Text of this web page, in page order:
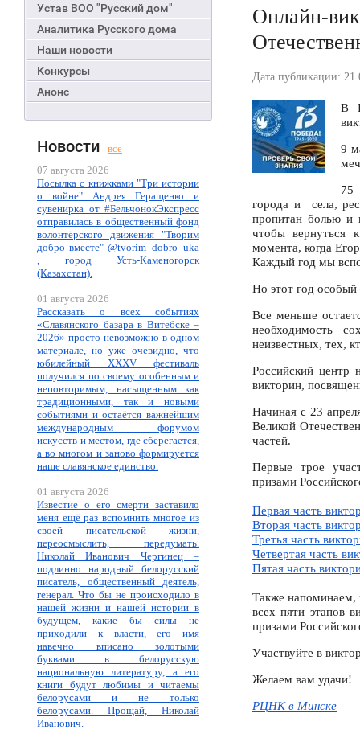
Устав ВОО "Русский дом"
Аналитика Русского дома
Наши новости
Конкурсы
Анонс
Новости
все
07 августа 2026
Посылка с книжками "Три истории
о войне" Андрея Геращенко и
сувенирка от #БельчонокЭкспресс
отправилась в общественный фонд
волонтёрского движения "Творим
добро вместе" @tvorim_dobro_uka
, город Усть-Каменогорск
(Казахстан).
01 августа 2026
Рассказать о всех событиях
«Славянского базара в Витебске –
2026» просто невозможно в одном
материале, но уже очевидно, что
юбилейный XXXV фестиваль
получился по своему особенным и
неповторимым, насыщенным как
традиционными, так и новыми
событиями и остаётся важнейшим
международным форумом
искусств и местом, где сберегается,
а во многом и заново формируется
наше славянское единство.
01 августа 2026
Известие о его смерти заставило
меня ещё раз вспомнить многое из
своей писательской жизни,
переосмыслить, передумать.
Николай Иванович Чергинец –
подлинно народный белорусский
писатель, общественный деятель,
генерал. Что бы не происходило в
нашей жизни и нашей истории в
будущем, какие бы силы не
приходили к власти, его имя
навечно вписано золотыми
буквами в белорусскую
национальную литературу, а его
книги будут любимы и читаемы
белорусами и не только
белорусами. Прощай, Николай
Иванович.
Онлайн-
Дата публикации:
В
9
75
города и села,
пропитан болью и
чтобы вернуться
момента, когда
Каждый год мы
Но этот год особый
Все меньше
необходимость
неизвестных, тех,
Российский центр
викторин,
Начиная с 23
Великой
частей.
Первые трое
призами
Первая часть
Вторая часть
Третья часть
Четвертая часть
Пятая часть
Также напоминаем,
всех пяти этапов
призами
Участвуйте в
Желаем вам удачи!
РЦНК в Минске